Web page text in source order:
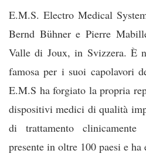
E.M.S. Electro Medical
Bernd Bühner e Pierre
Valle di Joux, in Svizzera. È
famosa per i suoi capolavori
E.M.S ha forgiato la propria
dispositivi medici di qualità
di trattamento
presente in oltre 100 paesi e